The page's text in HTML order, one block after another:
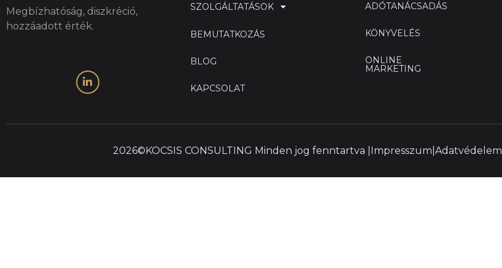
Megbízhatóság, diszkréció,
hozzáadott érték.
SZOLGÁLTATÁSOK
BEMUTATKOZÁS
BLOG
KAPCSOLAT
ADÓTANÁCSADÁS
KÖNYVELÉS
ONLINE
MARKETING
2026©KOCSIS CONSULTING Minden jog fenntartva |Impresszum| Adatvédelem|